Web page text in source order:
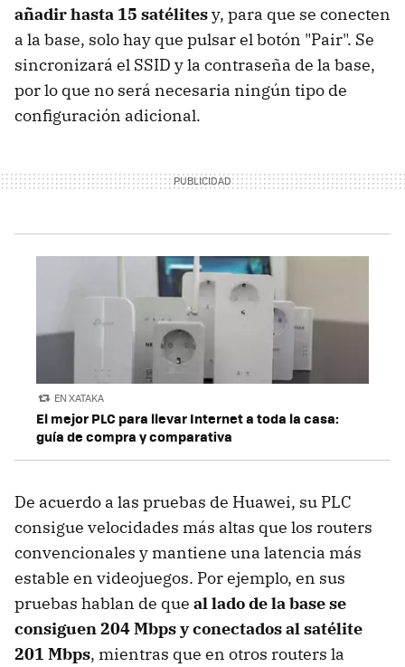
añadir hasta 15 satélitesy, para que se conecten
a la base, solo hay que pulsar el botón "Pair". Se
sincronizará el SSID y la contraseña de la base,
por lo que no será necesaria ningún tipo de
configuración adicional.
EN XATAKA
El mejor PLC para llevar Internet a toda la casa:
guía de compra y comparativa
De acuerdo a las pruebas de Huawei, su PLC
consigue velocidades más altas que los routers
convencionales y mantiene una latencia más
estable en videojuegos. Por ejemplo, en sus
pruebas hablan de que al lado de la base se
consiguen 204 Mbps y conectados al satélite
201 Mbps, mientras que en otros routers la